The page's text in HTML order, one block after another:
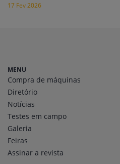
17 Fev 2026
MENU
Compra de máquinas
Diretório
Notícias
Testes em campo
Galeria
Feiras
Assinar a revista